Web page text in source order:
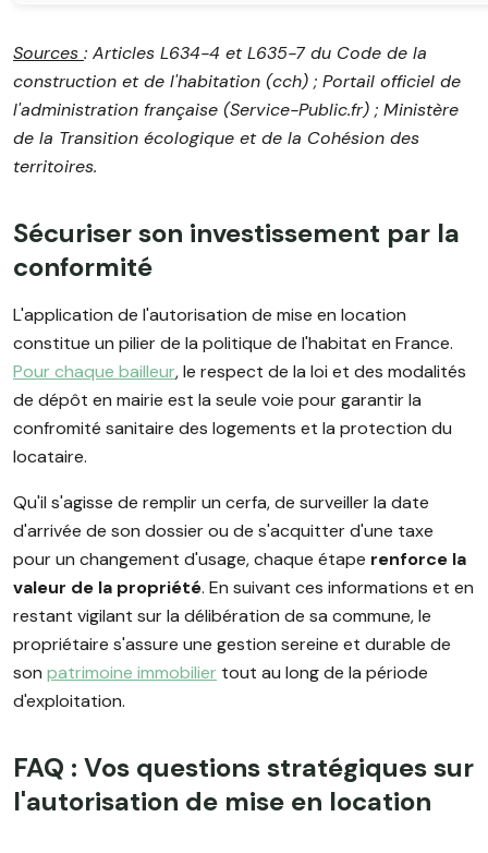
Sources : Articles L634-4 et L635-7 du Code de la
construction et de l'habitation (cch) ; Portail officiel de
l'administration française (Service-Public.fr) ; Ministère
de la Transition écologique et de la Cohésion des
territoires.
Sécuriser son investissement par la
conformité
L'application de l'autorisation de mise en location
constitue un pilier de la politique de l'habitat en France.
Pour chaque bailleur, le respect de la loi et des modalités
de dépôt en mairie est la seule voie pour garantir la
confromité sanitaire des logements et la protection du
locataire.
Qu'il s'agisse de remplir un cerfa, de surveiller la date
d'arrivée de son dossier ou de s'acquitter d'une taxe
pour un changement d'usage, chaque étape renforce la
valeur de la propriété. En suivant ces informations et en
restant vigilant sur la délibération de sa commune, le
propriétaire s'assure une gestion sereine et durable de
son patrimoine immobilier tout au long de la période
d'exploitation.
FAQ : Vos questions stratégiques sur
l'autorisation de mise en location